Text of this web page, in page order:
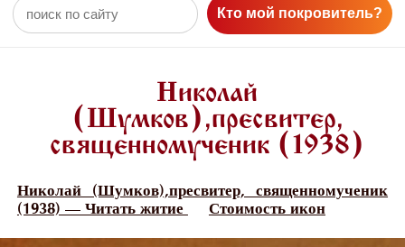
Кто мой покровитель?
Николай
(Шумков),пресвитер,
священномученик (1938)
Николай (Шумков),пресвитер, священномученик
(1938) — Читать житие
Стоимость икон